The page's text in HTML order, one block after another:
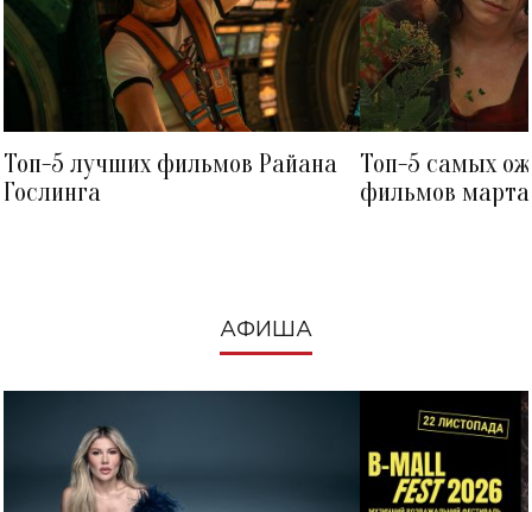
Топ-5 лучших фильмов Райана
Гослинга
Топ-5 самых
фильмов
АФИША